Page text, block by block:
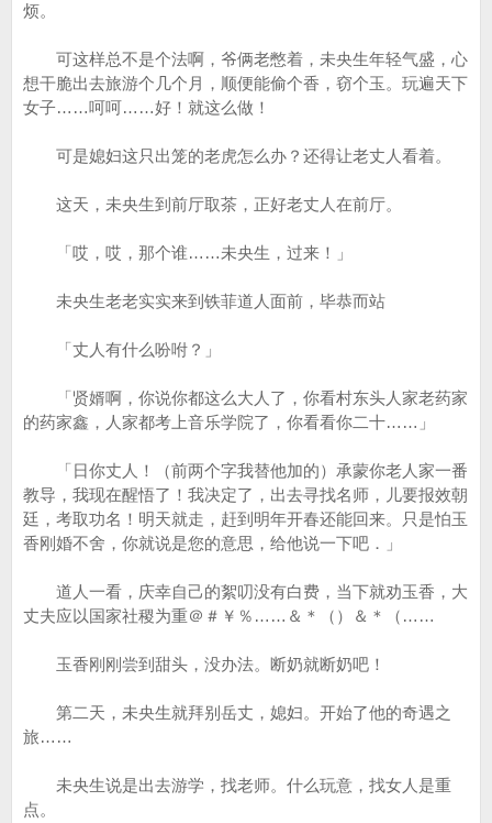
烦。
可这样总不是个法啊，爷俩老憋着，未央生年轻气盛，心
想干脆出去旅游个几个月，顺便能偷个香，窃个玉。玩遍天下
女子……呵呵……好！就这么做！
可是媳妇这只出笼的老虎怎么办？还得让老丈人看着。
这天，未央生到前厅取茶，正好老丈人在前厅。
「哎，哎，那个谁……未央生，过来！」
未央生老老实实来到铁菲道人面前，毕恭而站
「丈人有什么吩咐？」
「贤婿啊，你说你都这么大人了，你看村东头人家老药家
的药家鑫，人家都考上音乐学院了，你看看你二十……」
「日你丈人！（前两个字我替他加的）承蒙你老人家一番
教导，我现在醒悟了！我决定了，出去寻找名师，儿要报效朝
廷，考取功名！明天就走，赶到明年开春还能回来。只是怕玉
香刚婚不舍，你就说是您的意思，给他说一下吧．」
道人一看，庆幸自己的絮叨没有白费，当下就劝玉香，大
丈夫应以国家社稷为重＠＃￥％……＆＊（）＆＊（……
玉香刚刚尝到甜头，没办法。断奶就断奶吧！
第二天，未央生就拜别岳丈，媳妇。开始了他的奇遇之
旅……
未央生说是出去游学，找老师。什么玩意，找女人是重
点。